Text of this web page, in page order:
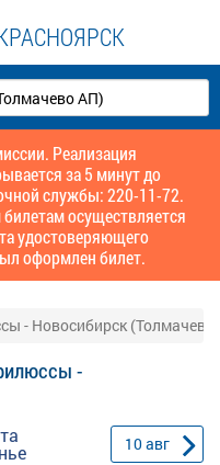
Реализация
за 5 минут до
службы: 220-11-72.
осуществляется
удостоверяющего
оформлен билет.
- Новосибирск
-
10авг